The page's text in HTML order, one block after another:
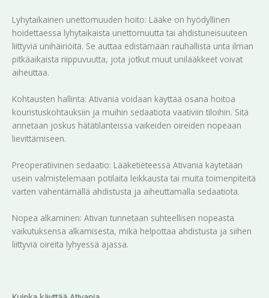
Lyhytaikainen unettomuuden hoito: Lääke on hyödyllinen
hoidettaessa lyhytaikaista unettomuutta tai ahdistuneisuuteen
liittyviä unihäiriöitä. Se auttaa edistämään rauhallista unta ilman
pitkäaikaista riippuvuutta, jota jotkut muut unilääkkeet voivat
aiheuttaa.
Kohtausten hallinta: Ativania voidaan käyttää osana hoitoa
kouristuskohtauksiin ja muihin sedaatiota vaativiin tiloihin. Sitä
annetaan joskus hätätilanteissa vaikeiden oireiden nopeaan
lievittämiseen.
Preoperatiivinen sedaatio: Lääketieteessä Ativania käytetään
usein valmistelemaan potilaita leikkausta tai muita toimenpiteitä
varten vähentämällä ahdistusta ja aiheuttamalla sedaatiota.
Nopea alkaminen: Ativan tunnetaan suhteellisen nopeasta
vaikutuksensa alkamisesta, mikä helpottaa ahdistusta ja siihen
liittyviä oireita lyhyessä ajassa.